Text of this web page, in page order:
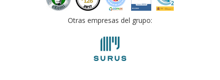
Otras empresas del grupo: